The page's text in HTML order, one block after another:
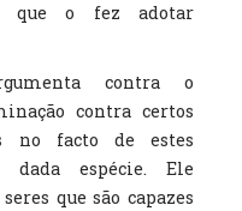
que o fez adotar
contra o
contra certos
no facto de estes
dada espécie. Ele
que são capazes